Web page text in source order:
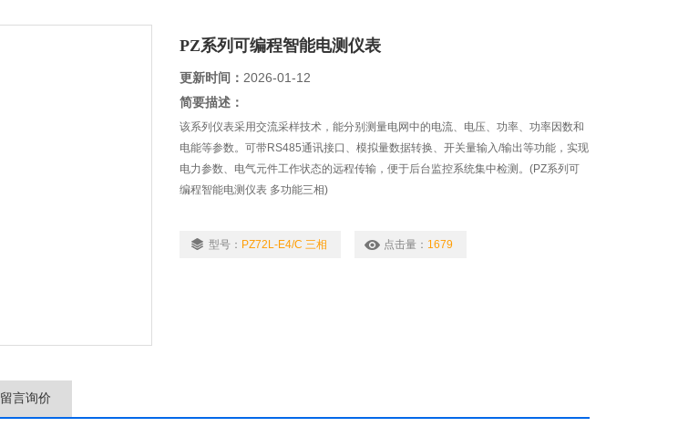
PZ系列可编程智能电测仪表
更新时间： 2026-01-12
简要描述：
该系列仪表采用交流采样技术，能分别测量电网中的电流、电压、功率、功率因数和
电能等参数。可带RS485通讯接口、模拟量数据转换、开关量输入/输出等功能，实现
电力参数、电气元件工作状态的远程传输，便于后台监控系统集中检测。(PZ系列可
编程智能电测仪表 多功能三相)
型号： PZ72L-E4/C 三相 点击量： 1679
留言询价